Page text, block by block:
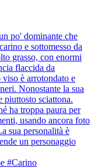
po' dominante che
e sottomesso da
grasso, con enormi
flaccida da
è arrotondato e
Nonostante la sua
piuttosto sciattona.
ha troppa paura per
usando ancora foto
sua personalità è
un personaggio
#Carino